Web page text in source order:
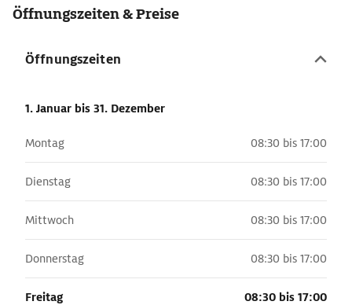
Öffnungszeiten & Preise
Öffnungszeiten
1. Januar bis 31. Dezember
Montag 08:30 bis 17:00
Dienstag 08:30 bis 17:00
Mittwoch 08:30 bis 17:00
Donnerstag 08:30 bis 17:00
Freitag 08:30 bis 17:00